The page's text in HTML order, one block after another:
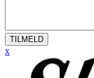
TILMELD
x